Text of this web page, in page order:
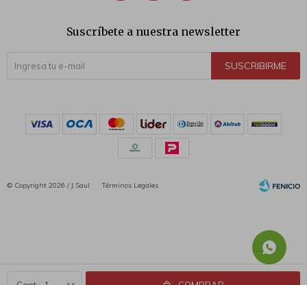
Suscríbete a nuestra newsletter
SUSCRIBIRME
© Copyright 2026 / J.Saul Términos Legales